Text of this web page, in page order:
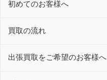
ゲ
ー
ョ
初めてのお客様へ
買取の流れ
出張買取をご希望のお客様へ